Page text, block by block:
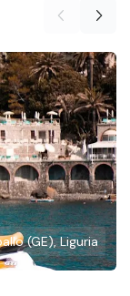
(GE), Liguria